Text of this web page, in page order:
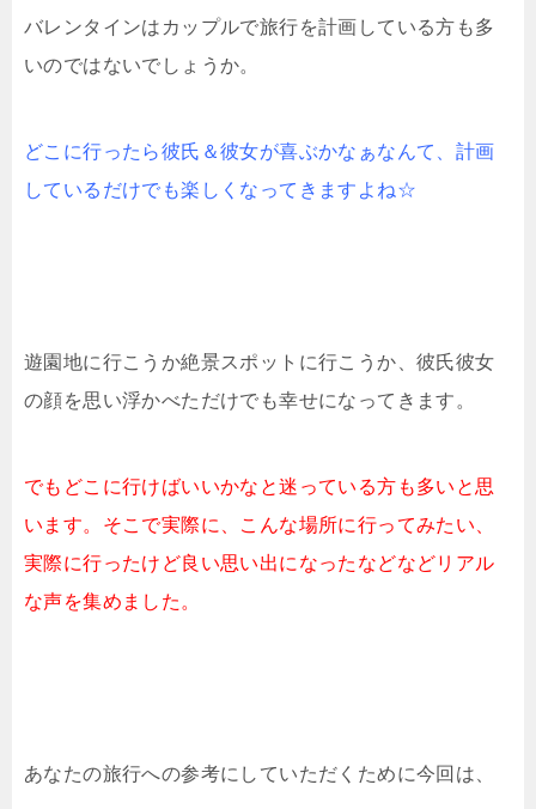
バレンタインはカップルで旅行を計画している方も多
いのではないでしょうか。
どこに行ったら彼氏＆彼女が喜ぶかなぁなんて、計画
しているだけでも楽しくなってきますよね☆
遊園地に行こうか絶景スポットに行こうか、彼氏彼女
の顔を思い浮かべただけでも幸せになってきます。
でもどこに行けばいいかなと迷っている方も多いと思
います。そこで実際に、こんな場所に行ってみたい、
実際に行ったけど良い思い出になったなどなどリアル
な声を集めました。
あなたの旅行への参考にしていただくために今回は、